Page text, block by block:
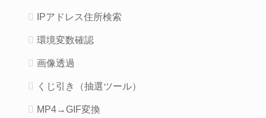
IPアドレス住所検索
環境変数確認
画像透過
くじ引き（抽選ツール）
MP4→GIF変換